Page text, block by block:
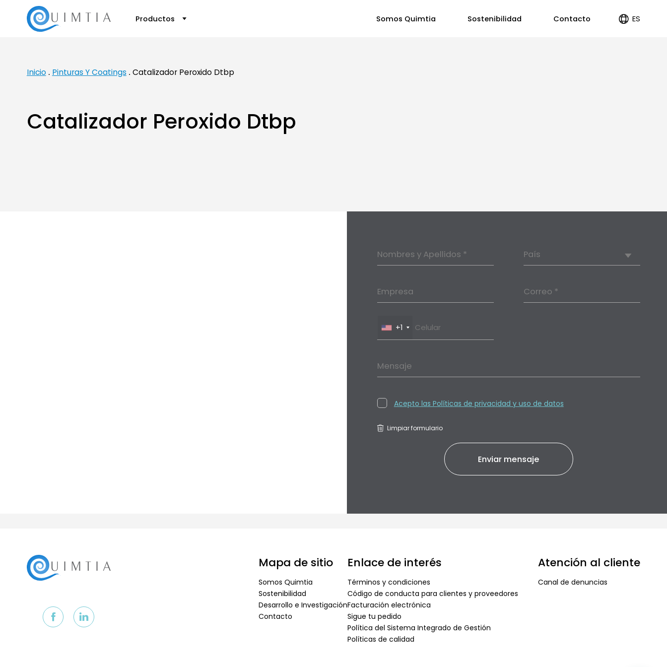
Productos Somos Quimtia Sostenibilidad Contacto ES
Inicio
Pinturas Y Coatings Catalizador Peroxido Dtbp
Catalizador Peroxido Dtbp
Nombres y Apellidos * País
Empresa Correo *
+1
Mensaje
Acepto las Políticas de privacidad y uso de datos
Limpiar formulario
Mapa de sitio
Somos Quimtia
Sostenibilidad
Desarrollo e Investigación
Contacto
Enlace de interés
Términos y condiciones
Código de conducta para clientes y proveedores
Facturación electrónica
Sigue tu pedido
Política del Sistema Integrado de Gestión
Políticas de calidad
Atención al cliente
Canal de denuncias